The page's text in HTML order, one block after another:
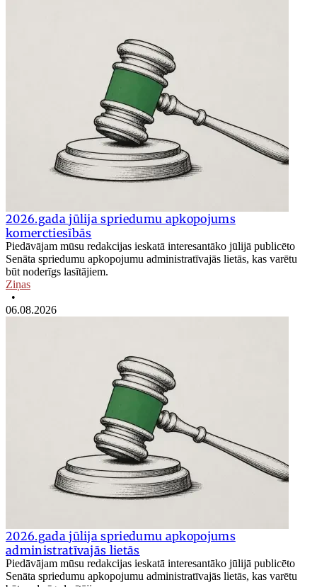
2026.gada jūlija spriedumu apkopojums
komerctiesībās
Piedāvājam mūsu redakcijas ieskatā interesantāko jūlijā publicēto
Senāta spriedumu apkopojumu administratīvajās lietās, kas varētu
būt noderīgs lasītājiem.
Ziņas
•
06.08.2026
2026.gada jūlija spriedumu apkopojums
administratīvajās lietās
Piedāvājam mūsu redakcijas ieskatā interesantāko jūlijā publicēto
Senāta spriedumu apkopojumu administratīvajās lietās, kas varētu